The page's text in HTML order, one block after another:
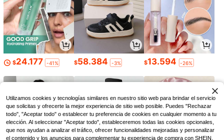
$24.177 -41% $58.384 -3% $13.594 -26%
Utilizamos cookies y tecnologías similares en nuestro sitio web para brindar el servicio
que solicitas y ofrecerte la mejor experiencia de sitio web posible. Puedes "Rechazar
todo", "Aceptar todo" o establecer tu preferencia de cookies en cualquier momento a tu
elección. Al seleccionar "Aceptar todo", estableceremos todas las cookies opcionales,
que nos ayudan a analizar el tráfico, ofrecer funcionalidades mejoradas y personalizar
el contenido y los anuncios para complementar tu experiencia de compra con SHEIN.